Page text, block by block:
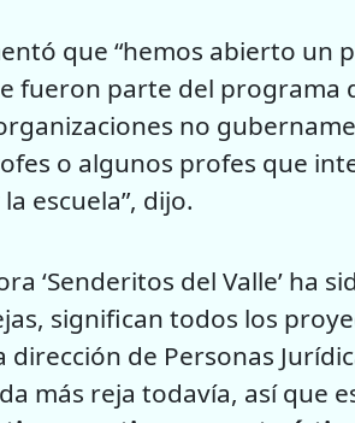
que “hemos abierto un
fueron parte del programa
no
o algunos profes que
escuela”, dijo.
‘Senderitos del Valle’ ha
significan todos los
de Personas
más reja todavía, así que